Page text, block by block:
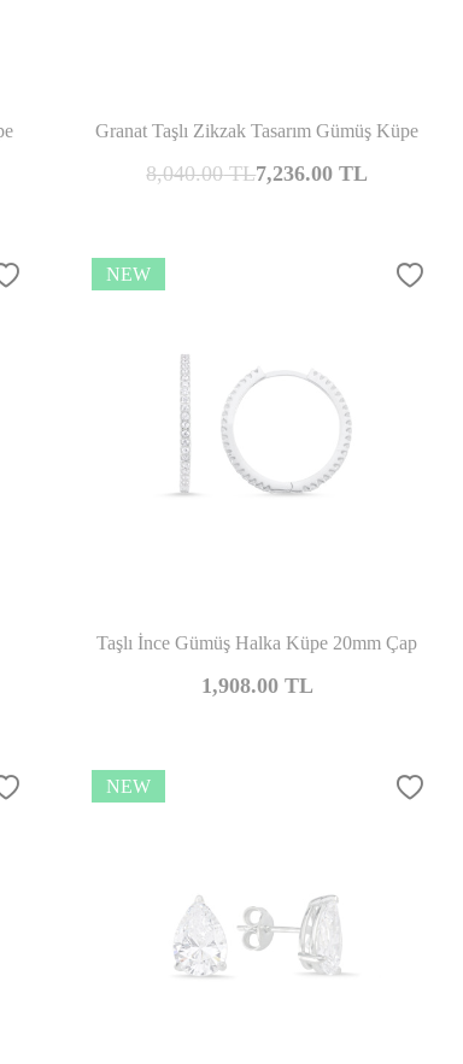
Granat Taşlı Zikzak Tasarım Gümüş Küpe
8,040.00TL7,236.00 TL
NEW
Taşlı İnce Gümüş Halka Küpe 20mm Çap
1,908.00TL
NEW